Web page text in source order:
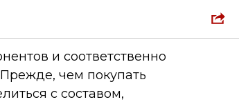
и соответственно
чем покупать
с составом,